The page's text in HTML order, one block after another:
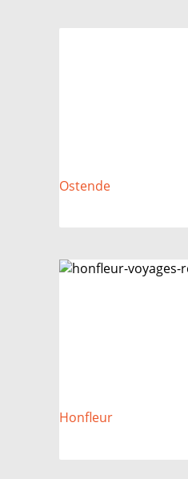
Ostende
Honfleur